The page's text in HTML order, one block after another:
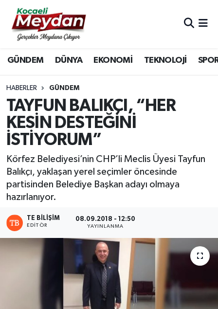
GÜNDEM DÜNYA EKONOMİ TEKNOLOJİ
HABERLER GÜNDEM
TAYFUN BALIKÇI, “HER
KESİN DESTEĞİNİ
İSTİYORUM”
Körfez Belediyesi’nin CHP’li Meclis Üyesi Tayfun
Balıkçı, yaklaşan yerel seçimler öncesinde
partisinden Belediye Başkan adayı olmaya
hazırlanıyor.
TE BILIŞIM
EDITÖR
08.09.2018 - 12:50
YAYINLANMA
Nöbetçi Eczaneler
Hava Durumu
Trafik Durumu
Süper Lig Puan Durumu ve Fikstür
Tüm Manşetler
Son Dakika Haberleri
Haber Arşivi